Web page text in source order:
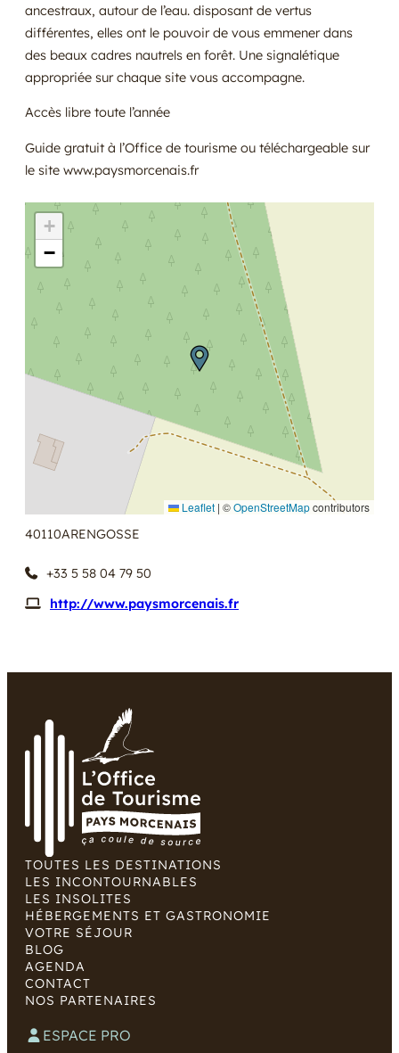
ancestraux, autour de l’eau. disposant de vertus
différentes, elles ont le pouvoir de vous emmener dans
des beaux cadres nautrels en forêt. Une signalétique
appropriée sur chaque site vous accompagne.
Accès libre toute l’année
Guide gratuit à l’Office de tourisme ou téléchargeable sur
le site www.paysmorcenais.fr
+
−
Leaflet | ©OpenStreetMapcontributors
40110ARENGOSSE
+33 5 58 04 79 50
http://www.paysmorcenais.fr
TOUTES LES DESTINATIONS
LES INCONTOURNABLES
LES INSOLITES
HÉBERGEMENTS ET GASTRONOMIE
VOTRE SÉJOUR
BLOG
AGENDA
CONTACT
NOS PARTENAIRES
ESPACE PRO